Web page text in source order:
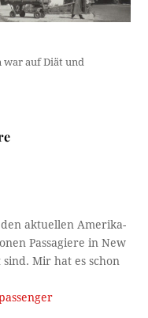
war auf Diät und
aktuellen Amerika-
Passagiere in New
Mir hat es schon